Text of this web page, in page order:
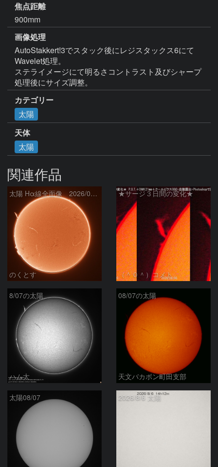
焦点距離
900mm
画像処理
AutoStakkert!3でスタック後にレジスタックス6にて
Wavelet処理。
ステライメージにて明るさコントラスト及びシャープ
処理後にサイズ調整。
カテゴリー
太陽
天体
太陽
関連作品
太陽 Hα線全面像 2026/08/07
のくとす
★サージ３日間の変化★
（＾０＾）コメト
8/07の太陽
ハム太
08/07の太陽
天文バカボン町田支部
太陽08/07 2026/8/6 太陽